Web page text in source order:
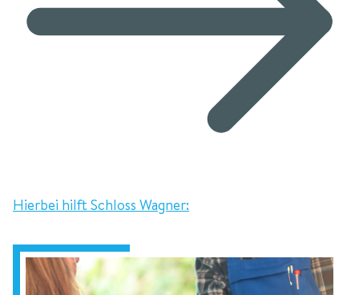
Hierbei hilft Schloss Wagner: